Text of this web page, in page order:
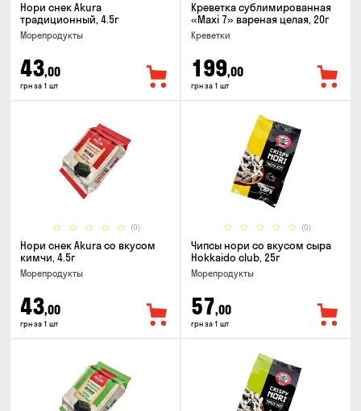
Нори снек Akura
традиционный, 4.5г
Морепродукты
43,00
грн за 1 шт
Креветка сублимированная
«Maxi 7» вареная целая, 20г
Креветки
199,00
грн за 1 шт
(0)
Нори снек Akura со вкусом
кимчи, 4.5г
Морепродукты
43,00
грн за 1 шт
(0)
Чипсы нори со вкусом сыра
Hokkaido club, 25г
Морепродукты
57,00
грн за 1 шт